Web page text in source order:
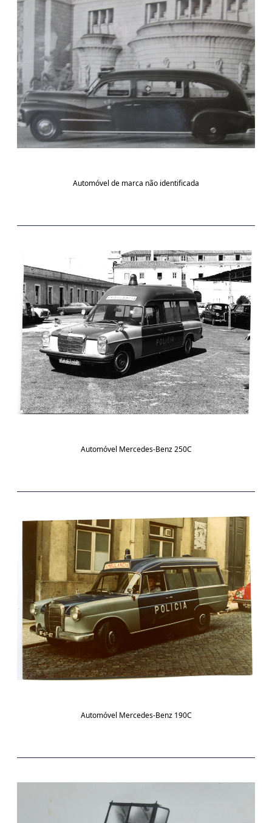
Automóvel de marca não identificada
Automóvel Mercedes-Benz 250C
Automóvel Mercedes-Benz 190C